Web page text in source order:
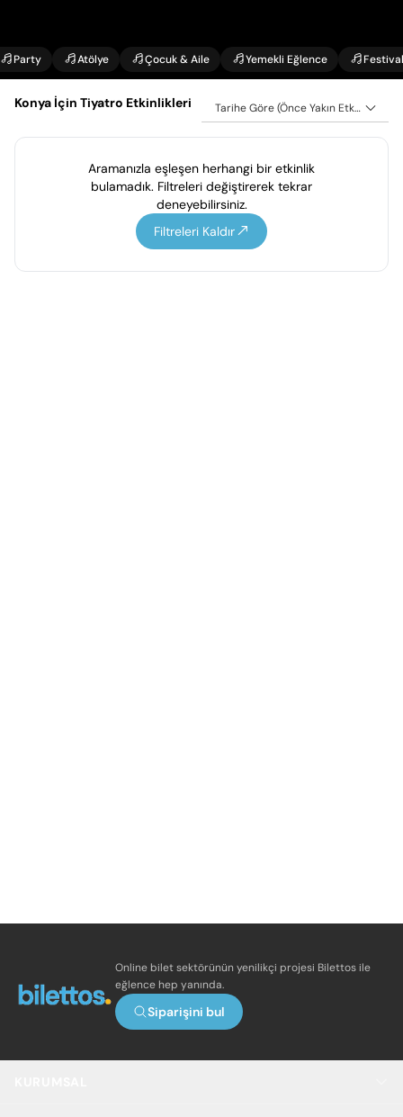
Party Atölye Çocuk & Aile Yemekli Eğlence Festival
Konya İçin Tiyatro Etkinlikleri Tarihe Göre (Önce Yakın Etkinlikler)
Aramanızla eşleşen herhangi bir etkinlik
bulamadık. Filtreleri değiştirerek tekrar
deneyebilirsiniz.
Filtreleri Kaldır
Online bilet sektörünün yenilikçi projesi Bilettos ile
eğlence hep yanında.
Siparişini bul